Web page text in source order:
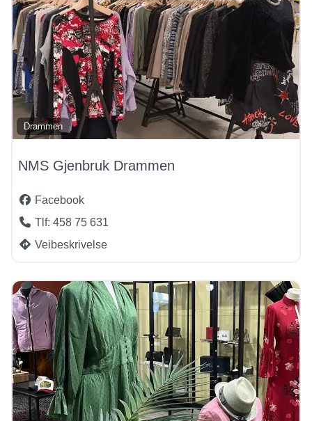
Drammen
NMS Gjenbruk Drammen
Facebook
Tlf: 458 75 631
Veibeskrivelse